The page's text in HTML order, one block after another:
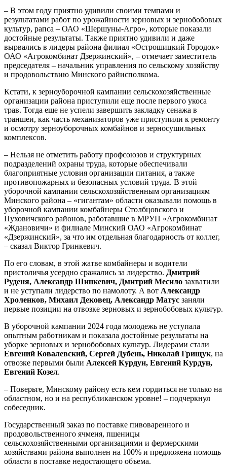
– В этом году приятно удивили своими темпами и
результатами работ по урожайности зерновых и зернобобовых
культур, рапса – ОАО «Шершуны-Агро», которые показали
достойные результаты. Также приятно удивили и даже
вырвались в лидеры района филиал «Острошицкий Городок»
ОАО «Агрокомбинат Дзержинский», – отмечает заместитель
председателя – начальник управления по сельскому хозяйству
и продовольствию Минского райисполкома.
Кстати, к зерноуборочной кампании сельскохозяйственные
организации района приступили еще после первого укоса
трав. Тогда еще не успели завершить закладку сенажа в
траншеи, как часть механизаторов уже приступили к ремонту
и осмотру зерноуборочных комбайнов и зерносушильных
комплексов.
– Нельзя не отметить работу профсоюзов и структурных
подразделений охраны труда, которые обеспечивали
благоприятные условия организации питания, а также
противопожарных и безопасных условий труда. В этой
уборочной кампании сельскохозяйственным организациям
Минского района – «гигантам» области оказывали помощь в
уборочной кампании комбайнеры Столбцовского и
Пуховичского районов, работавшие в МРУП «Агрокомбинат
«Ждановичи» и филиале Минский ОАО «Агрокомбинат
«Дзержинский», за что им отдельная благодарность от коллег,
– сказал Виктор Гринкевич.
По его словам, в этой жатве комбайнеры и водители
пристоличья усердно сражались за лидерство. Дмитрий
Руденя, Александр Шинкевич, Дмитрий Месило захватили
и не уступали лидерство по намолоту. А вот Александр
Хроленков, Михаил Дековец, Александр Матус заняли
первые позиции на отвозке зерновых и зернобобовых культур.
В уборочной кампании 2024 года молодежь не уступала
опытным работникам и показала достойные результаты на
уборке зерновых и зернобобовых культур. Лидерами стали
Евгений Ковалевский, Сергей Дубень, Николай Грищук, на
отвозке первыми были Алексей Курдун, Евгений Курдун,
Евгений Козел.
– Поверьте, Минскому району есть кем гордиться не только на
областном, но и на республиканском уровне! – подчеркнул
собеседник.
Государственный заказ по поставке пивоваренного и
продовольственного ячменя, пшеницы
сельскохозяйственными организациями и фермерскими
хозяйствами района выполнен на 100% и предложена помощь
области в поставке недостающего объема.